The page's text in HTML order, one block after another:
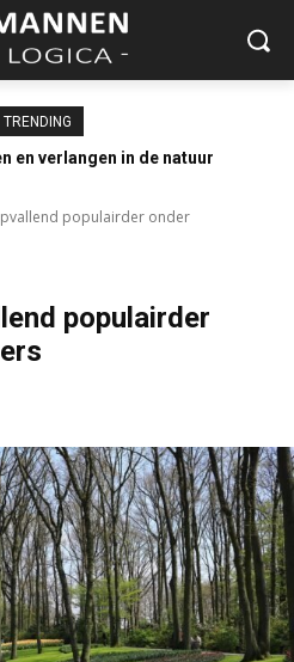
TRENDING
en verlangen in de natuur
populairder onder
populairder